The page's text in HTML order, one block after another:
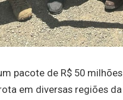
pacote de R$ 50
em diversas regiões